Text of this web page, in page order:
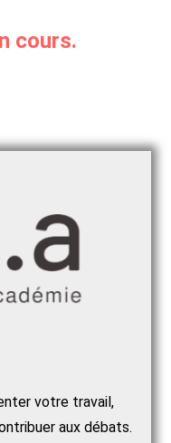
cours.
votre travail,
aux débats.